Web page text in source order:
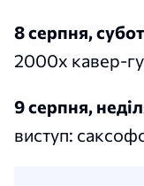
8 серпня,
2000х кавер-
9 серпня,
виступ: